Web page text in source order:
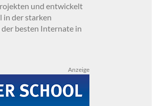
und entwickelt
in der starken
besten Internate in
Anzeige